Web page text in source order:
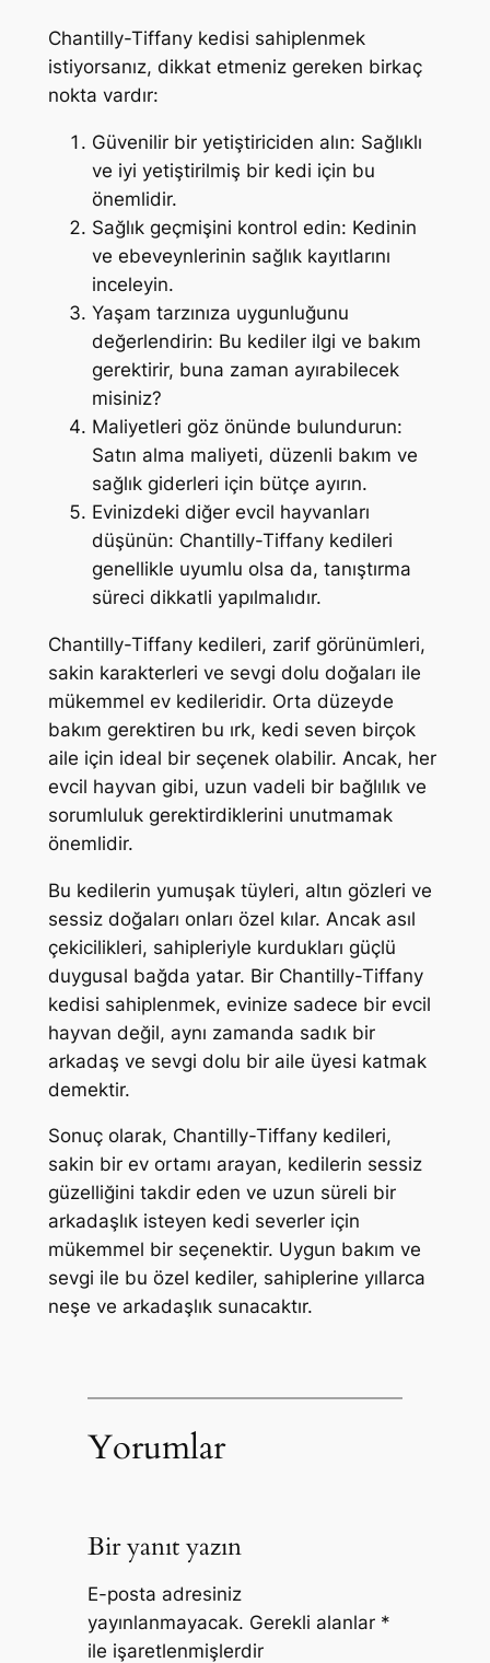
Chantilly-Tiffany kedisi sahiplenmek
istiyorsanız, dikkat etmeniz gereken birkaç
nokta vardır:
Güvenilir bir yetiştiriciden alın: Sağlıklı
ve iyi yetiştirilmiş bir kedi için bu
önemlidir.
Sağlık geçmişini kontrol edin: Kedinin
ve ebeveynlerinin sağlık kayıtlarını
inceleyin.
Yaşam tarzınıza uygunluğunu
değerlendirin: Bu kediler ilgi ve bakım
gerektirir, buna zaman ayırabilecek
misiniz?
Maliyetleri göz önünde bulundurun:
Satın alma maliyeti, düzenli bakım ve
sağlık giderleri için bütçe ayırın.
Evinizdeki diğer evcil hayvanları
düşünün: Chantilly-Tiffany kedileri
genellikle uyumlu olsa da, tanıştırma
süreci dikkatli yapılmalıdır.
Chantilly-Tiffany kedileri, zarif görünümleri,
sakin karakterleri ve sevgi dolu doğaları ile
mükemmel ev kedileridir. Orta düzeyde
bakım gerektiren bu ırk, kedi seven birçok
aile için ideal bir seçenek olabilir. Ancak, her
evcil hayvan gibi, uzun vadeli bir bağlılık ve
sorumluluk gerektirdiklerini unutmamak
önemlidir.
Bu kedilerin yumuşak tüyleri, altın gözleri ve
sessiz doğaları onları özel kılar. Ancak asıl
çekicilikleri, sahipleriyle kurdukları güçlü
duygusal bağda yatar. Bir Chantilly-Tiffany
kedisi sahiplenmek, evinize sadece bir evcil
hayvan değil, aynı zamanda sadık bir
arkadaş ve sevgi dolu bir aile üyesi katmak
demektir.
Sonuç olarak, Chantilly-Tiffany kedileri,
sakin bir ev ortamı arayan, kedilerin sessiz
güzelliğini takdir eden ve uzun süreli bir
arkadaşlık isteyen kedi severler için
mükemmel bir seçenektir. Uygun bakım ve
sevgi ile bu özel kediler, sahiplerine yıllarca
neşe ve arkadaşlık sunacaktır.
Yorumlar
Bir yanıt yazın
E-posta adresiniz
yayınlanmayacak. Gerekli alanlar *
ile işaretlenmişlerdir